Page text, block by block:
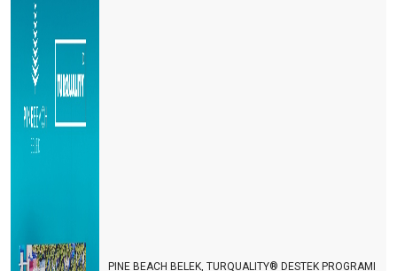
PINE BEACH BELEK, TURQUALITY® DESTEK PROGRAMI